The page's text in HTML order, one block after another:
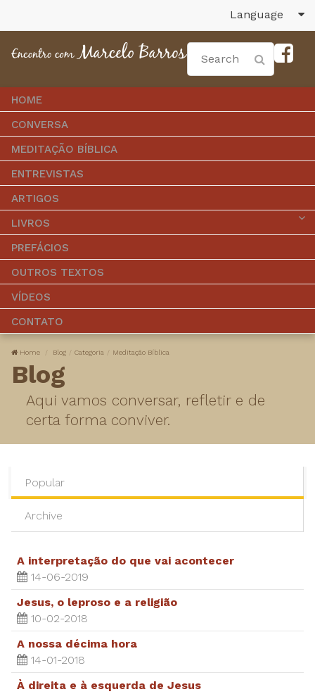
Language
HOME
CONVERSA
MEDITAÇÃO BÍBLICA
ENTREVISTAS
ARTIGOS
LIVROS
PREFÁCIOS
OUTROS TEXTOS
VÍDEOS
CONTATO
Home Blog Categoria Meditação Bíblica
Blog
Aqui vamos conversar, refletir e de
certa forma conviver.
Popular
Archive
A interpretação do que vai acontecer
14-06-2019
Jesus, o leproso e a religião
10-02-2018
A nossa décima hora
14-01-2018
À direita e à esquerda de Jesus